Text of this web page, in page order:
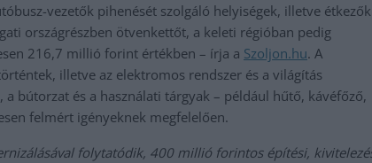
vezetők pihenését szolgáló helyiségek, illetve étkezők
országrészben ötvenkettőt, a keleti régióban pedig
216,7 millió forint értékben – írja a Szoljon.hu. A
illetve az elektromos rendszer és a világítás
bútorzat és a használati tárgyak – például hűtő, kávéfőző,
felmért igényeknek megfelelően.
folytatódik, 400 millió forintos építési,